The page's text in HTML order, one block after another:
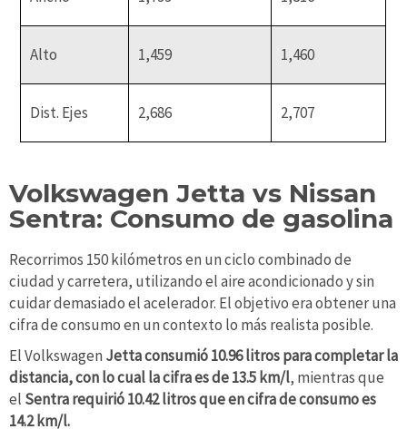
Alto 1,459 1,460
Dist. Ejes 2,686 2,707
Volkswagen Jetta vs Nissan
Sentra: Consumo de gasolina
Recorrimos 150 kilómetros en un ciclo combinado de
ciudad y carretera, utilizando el aire acondicionado y sin
cuidar demasiado el acelerador. El objetivo era obtener una
cifra de consumo en un contexto lo más realista posible.
El Volkswagen Jetta consumió 10.96 litros para completar la
distancia, con lo cual la cifra es de 13.5 km/l, mientras que
el Sentra requirió 10.42 litros que en cifra de consumo es
14.2 km/l.